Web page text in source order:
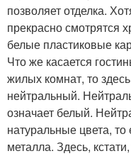
позволяет отделка.
прекрасно смотрятся
белые пластиковые
Что же касается
жилых комнат, то
нейтральный.
означает белый.
натуральные цвета, то
металла. Здесь,